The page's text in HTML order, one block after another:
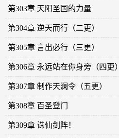
第303章 天阳圣国的力量
第304章 逆天而行（二更）
第305章 言出必行（三更）
第306章 永远站在你身旁（四更）
第307章 制作天澜令（五更）
第308章 百圣登门
第309章 诛仙剑阵！